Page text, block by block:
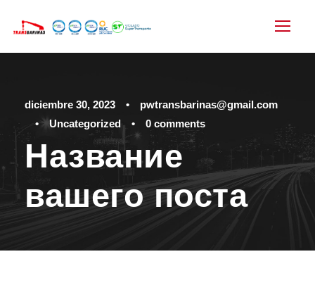
diciembre 30, 2023 •
pwtransbarinas@gmail.com
•
Uncategorized • 0 comments
Название
вашего поста